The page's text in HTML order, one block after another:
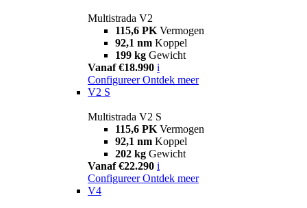
Multistrada V2
115,6 PK Vermogen
92,1 nm Koppel
199 kg Gewicht
Vanaf €18.990 i
Configureer Ontdek meer
V2 S
Multistrada V2 S
115,6 PK Vermogen
92,1 nm Koppel
202 kg Gewicht
Vanaf €22.290 i
Configureer Ontdek meer
V4